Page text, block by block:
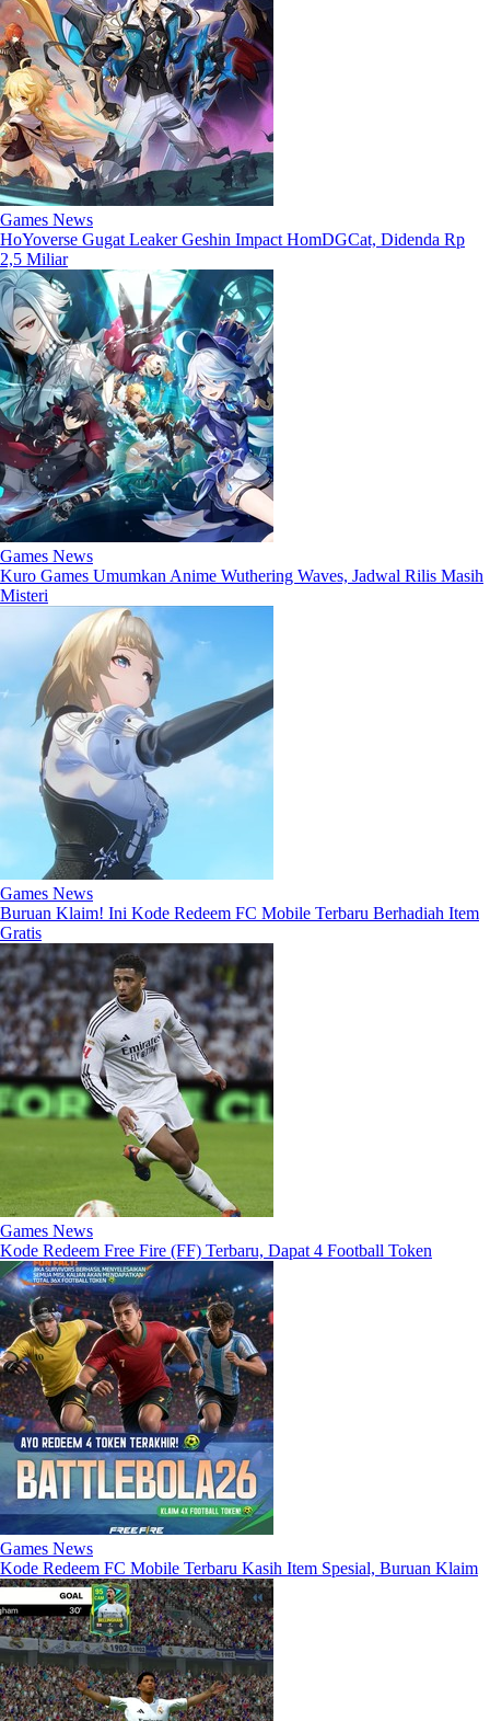
Games News
HoYoverse Gugat Leaker Geshin Impact HomDGCat, Didenda Rp
2,5 Miliar
Games News
Kuro Games Umumkan Anime Wuthering Waves, Jadwal Rilis Masih
Misteri
Games News
Buruan Klaim! Ini Kode Redeem FC Mobile Terbaru Berhadiah Item
Gratis
Games News
Kode Redeem Free Fire (FF) Terbaru, Dapat 4 Football Token
Games News
Kode Redeem FC Mobile Terbaru Kasih Item Spesial, Buruan Klaim